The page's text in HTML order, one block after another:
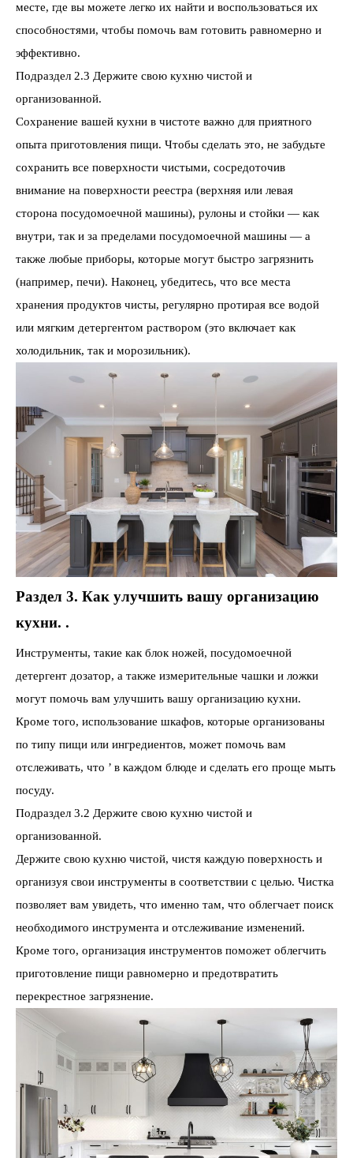
месте, где вы можете легко их найти и воспользоваться их
способностями, чтобы помочь вам готовить равномерно и
эффективно.
Подраздел 2.3 Держите свою кухню чистой и
организованной.
Сохранение вашей кухни в чистоте важно для приятного
опыта приготовления пищи. Чтобы сделать это, не забудьте
сохранить все поверхности чистыми, сосредоточив
внимание на поверхности реестра (верхняя или левая
сторона посудомоечной машины), рулоны и стойки — как
внутри, так и за пределами посудомоечной машины — а
также любые приборы, которые могут быстро загрязнить
(например, печи). Наконец, убедитесь, что все места
хранения продуктов чисты, регулярно протирая все водой
или мягким детергентом раствором (это включает как
холодильник, так и морозильник).
Раздел 3. Как улучшить вашу организацию
кухни. .
Инструменты, такие как блок ножей, посудомоечной
детергент дозатор, а также измерительные чашки и ложки
могут помочь вам улучшить вашу организацию кухни.
Кроме того, использование шкафов, которые организованы
по типу пищи или ингредиентов, может помочь вам
отслеживать, что ’ в каждом блюде и сделать его проще мыть
посуду.
Подраздел 3.2 Держите свою кухню чистой и
организованной.
Держите свою кухню чистой, чистя каждую поверхность и
организуя свои инструменты в соответствии с целью. Чистка
позволяет вам увидеть, что именно там, что облегчает поиск
необходимого инструмента и отслеживание изменений.
Кроме того, организация инструментов поможет облегчить
приготовление пищи равномерно и предотвратить
перекрестное загрязнение.